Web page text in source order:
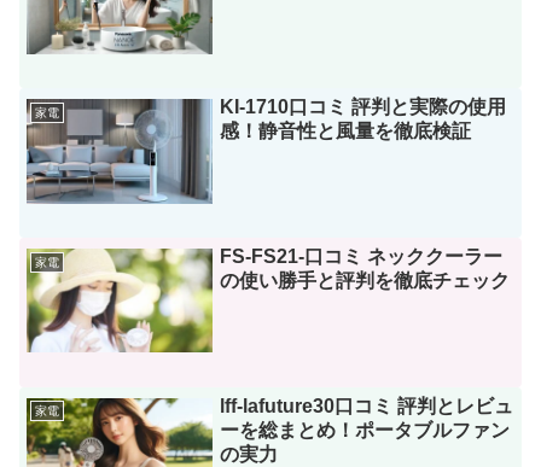
家電
KI-1710口コミ 評判と実際の使用
感！静音性と風量を徹底検証
家電
FS-FS21-口コミ ネッククーラー
の使い勝手と評判を徹底チェック
家電
lff-lafuture30口コミ 評判とレビュ
ーを総まとめ！ポータブルファン
の実力